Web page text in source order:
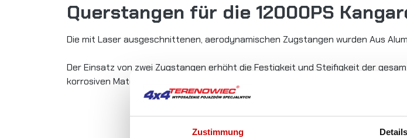
Zustimmung Details
Querstangen für die 12000PS
Die mit Laser ausgeschnittenen, aerodynamischen Zugstangen wurden Aus
Der Einsatz von zwei Zugstangen erhöht die Festigkeit und Steifigkeit der
korrosiven Material hergestellt.